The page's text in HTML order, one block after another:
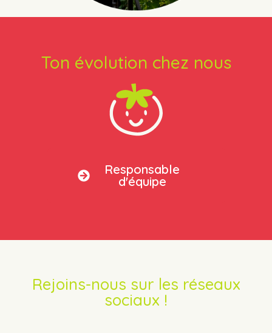
Ton évolution chez nous​
Responsable
d'équipe
Rejoins-nous sur les réseaux
sociaux !